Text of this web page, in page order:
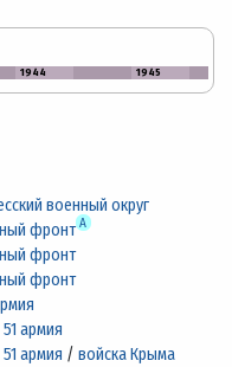
1944 1945
военный округ
фронт А
фронт
фронт
51 армия
51 армия /войска Крыма